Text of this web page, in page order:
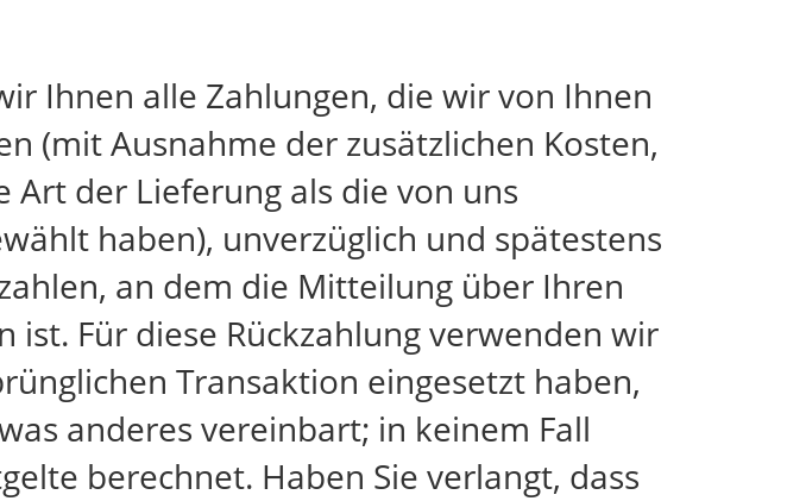
Ihnen alle Zahlungen, die wir von Ihnen
(mit Ausnahme der zusätzlichen Kosten,
Art der Lieferung als die von uns
haben), unverzüglich und spätestens
an dem die Mitteilung über Ihren
ist. Für diese Rückzahlung verwenden wir
Transaktion eingesetzt haben,
anderes vereinbart; in keinem Fall
berechnet. Haben Sie verlangt, dass